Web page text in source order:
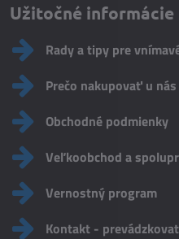
Užitočné informácie
Rady a tipy pre
Prečo nakupovať u nás
Obchodné podmienky
Veľkoobchod a
Vernostný program
Kontakt -